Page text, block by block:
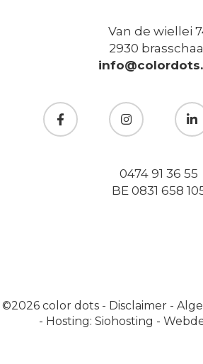
Van de wiellei
2930
0474 91 36 55
BE 0831 658
©2026 color dots - Disclaimer -
- Hosting: Siohosting -